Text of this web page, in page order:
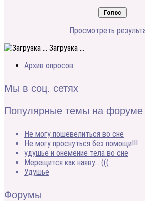
Просмотреть
Загрузка ...
Архив опросов
Мы в соц. сетях
Популярные темы на форуме
Не могу пошевелиться во сне
Не могу проснуться без помощи!!!
удушье и онемение тела во сне
Мерещится как наяву… (((
Удушье
Форумы